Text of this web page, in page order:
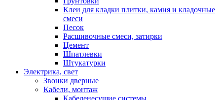
Клеи для кладки плитки, камня и кладочные
смеси
Песок
Расшивочные смеси, затирки
Цемент
Шпатлевки
Штукатурки
Электрика, свет
Звонки дверные
Кабели, монтаж
Кабеленесущие системы